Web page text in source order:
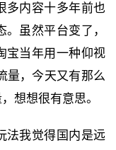
多内容十多年前也
虽然平台变了，
宝当年用一种仰视
量，今天又有那么
想想很有意思。
法我觉得国内是远